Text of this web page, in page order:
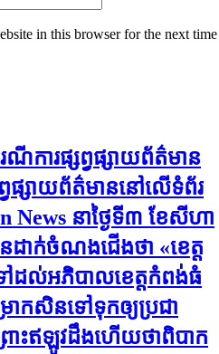
in this browser for the next time
ណីការផ្សព្វផ្សាយព័ត៌មាន
សាយព័ត៌មាននៅលើទំព័រ
News នាថ្ងៃទី​៣ ខែសីហា
ដាក់ចំណងជើងថា «ខេត្ត
ល់អភិបាលខេត្តកំពង់ធំ
កសិនទៅទុកឲ្យប្រជា
ោះឥឡូវដឹងហើយថាពិបាក